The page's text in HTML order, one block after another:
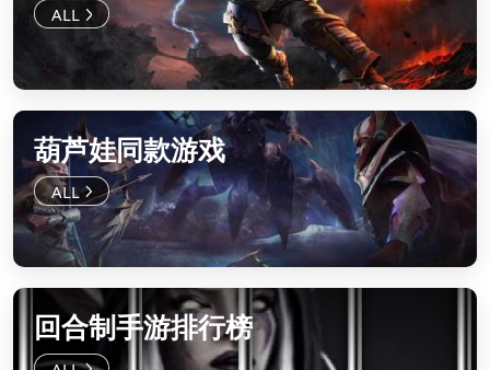
葫芦娃同款游戏
回合制手游排行榜